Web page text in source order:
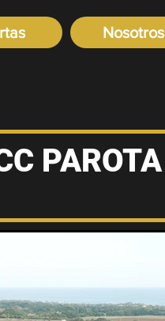
Nosotros
PAROTA